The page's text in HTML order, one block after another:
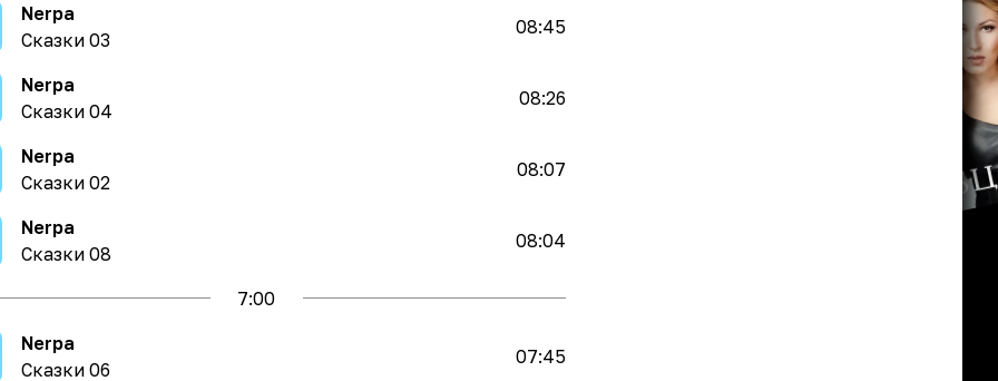
Nerpa
Сказки 03
08:45
Nerpa
Сказки 04
08:26
Nerpa
Сказки 02
08:07
Nerpa
Сказки 08
08:04
7:00
Nerpa
Сказки 06
07:45